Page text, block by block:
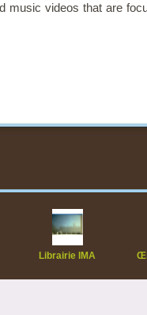
music videos that are
Librairie IMA